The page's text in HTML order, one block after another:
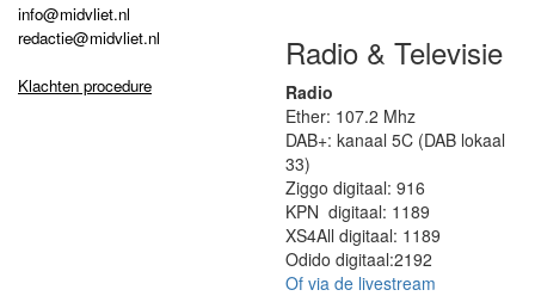
info@midvliet.nl
redactie@midvliet.nl
Klachten procedure
Radio & Televisie
Radio
Ether: 107.2 Mhz
DAB+: kanaal 5C (DAB lokaal
33)
Ziggo digitaal: 916
KPN digitaal: 1189
XS4All digitaal: 1189
Odido digitaal:2192
Of via de livestream